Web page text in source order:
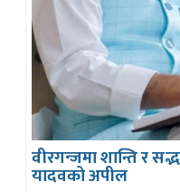
वीरगन्जमा शान्ति र
यादवको अपील